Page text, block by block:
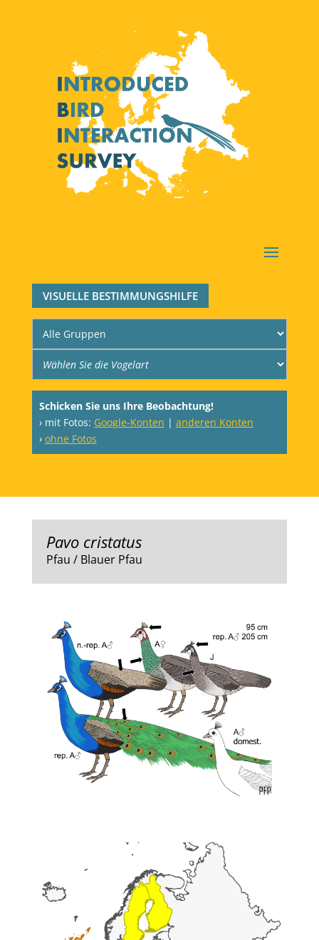
VISUELLE BESTIMMUNGSHILFE
Schicken Sie uns Ihre Beobachtung!
› mit Fotos: Google-Konten | anderen Konten
› ohne Fotos
Pavo cristatus
Pfau / Blauer Pfau